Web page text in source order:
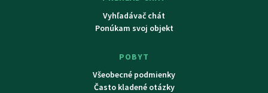
Vyhľadávač chát
Ponúkam svoj objekt
POBYT
Všeobecné podmienky
Často kladené otázky